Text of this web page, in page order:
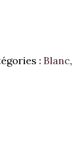
: Blanc,